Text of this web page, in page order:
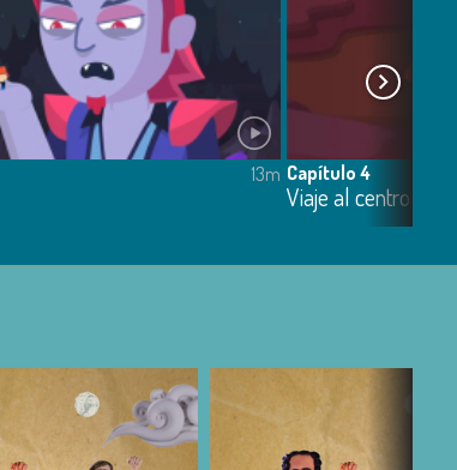
13m Capítulo 4
Viaje al centro de